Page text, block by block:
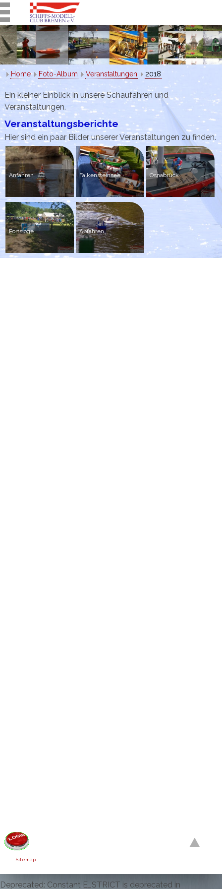
Home Foto-Album Veranstaltungen 2018
Ein kleiner Einblick in unsere Schaufahren und
Veranstaltungen.
Veranstaltungsberichte
Hier sind ein paar Bilder unserer Veranstaltungen zu finden.
Anfahren Falkensteinsee Osnabrück
Portsloge Abfahren
Sitemap
Deprecated: Constant E_STRICT is deprecated in